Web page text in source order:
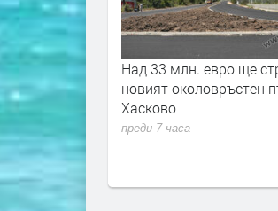
делото за
жена
адвокати
Над 33 млн. евро ще
новият околовръстен
Хасково
преди 7 часа